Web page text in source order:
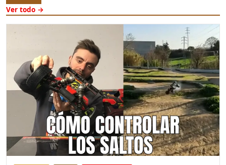
Ver todo →